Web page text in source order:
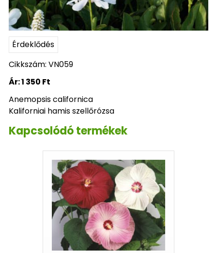
Érdeklődés
Cikkszám: VN059
Ár:1 350 Ft
Anemopsis californica
Kaliforniai hamis szellőrózsa
Kapcsolódó termékek